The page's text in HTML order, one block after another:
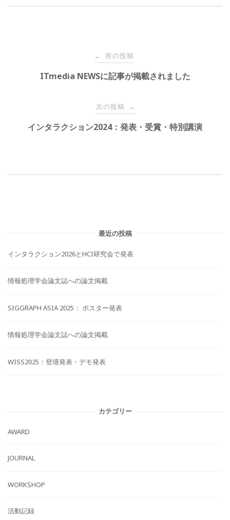
← 前の投稿
ITmedia NEWSに記事が掲載されました
次の投稿 →
インタラクション2024：発表・受賞・特別講演
最近の投稿
インタラクション2026とHCI研究会で発表
情報処理学会論文誌への論文掲載
SIGGRAPH ASIA 2025： ポスター発表
情報処理学会論文誌への論文掲載
WISS2025：登壇発表・デモ発表
カテゴリー
AWARD
JOURNAL
WORKSHOP
活動記録